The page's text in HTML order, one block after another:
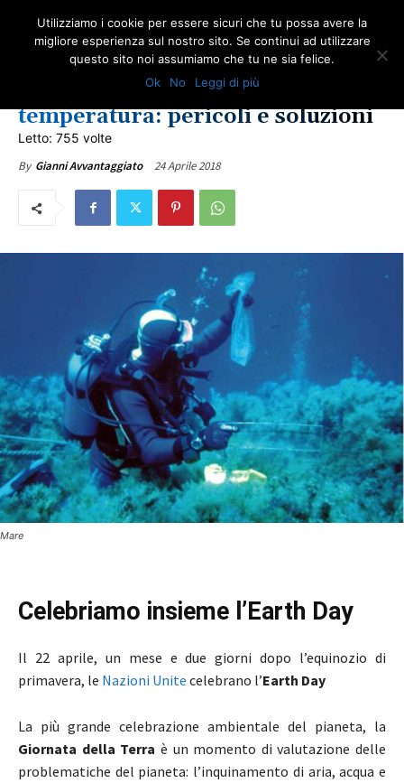
Mare e aumento della
temperatura: pericoli e soluzioni
Letto: 755 volte
By Gianni Avvantaggiato 24 Aprile 2018
Mare
Celebriamo insieme l’Earth Day
Il 22 aprile, un mese e due giorni dopo l’equinozio di
primavera, le Nazioni Unite celebrano l’Earth Day
La più grande celebrazione ambientale del pianeta, la
Giornata della Terra è un momento di valutazione delle
problematiche del pianeta: l’inquinamento di aria, acqua e
Utilizziamo i cookie per essere sicuri che tu possa avere la
migliore esperienza sul nostro sito. Se continui ad utilizzare
questo sito noi assumiamo che tu ne sia felice.
Ok
No Leggi di più